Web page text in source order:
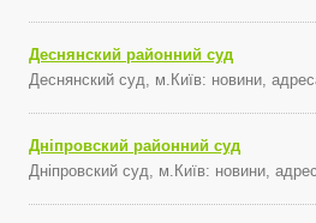
Деснянский районний суд
Деснянский суд, м.Київ: новини,
Дніпровский районний суд
Дніпровский суд, м.Київ: новини,